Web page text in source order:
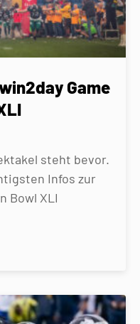
Game
steht bevor.
Infos zur
Bowl XLI